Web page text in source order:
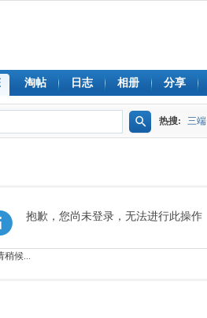
淘帖 日志 相册 分享
热搜: 三端
抱歉，您尚未登录，无法进行此操作
稍候...